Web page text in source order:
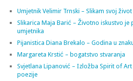
Umjetnik Velimir Trnski – Slikam svoj
Slikarica Maja Barić – Životno iskustvo
umjetnika
Pijanistica Diana Brekalo – Godina u
Margareta Krstić – bogatstvo stvaranja
Svjetlana Lipanović – Izložba Spirit of
poezije